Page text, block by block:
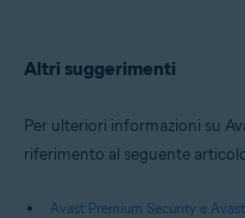
Altri suggerimenti
Per ulteriori informazioni su
riferimento al seguente
Avast Premium Security e